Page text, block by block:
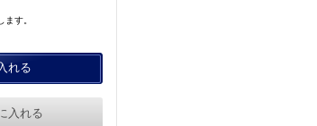
す。
れる
入れる